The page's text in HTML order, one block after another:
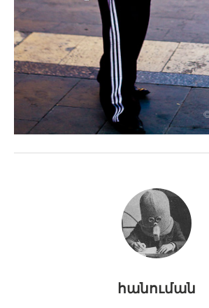
հանուման